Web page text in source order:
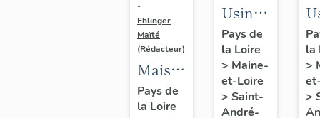
-
Ehlinger
Maïté
(Rédacteur)
Maison
de
l'industriel
Pays de
la Loire
Usine
de
chaussures
Morinière-
Ripoche,
actuel
Pays de
la Loire
> Maine-
et-Loire
> Saint-
André-
9
la
>
>